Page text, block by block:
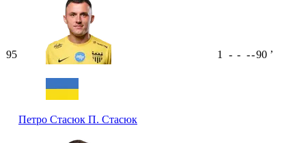
95
Петро Стасюк П. Стасюк
1 - - --90 ʼ